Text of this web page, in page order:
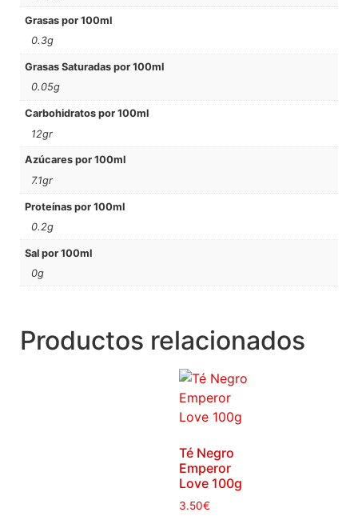
Grasas por 100ml
0.3g
Grasas Saturadas por 100ml
0.05g
Carbohidratos por 100ml
12gr
Azúcares por 100ml
7.1gr
Proteínas por 100ml
0.2g
Sal por 100ml
0g
Productos relacionados
Té Negro
Emperor
Love 100g
3.50€